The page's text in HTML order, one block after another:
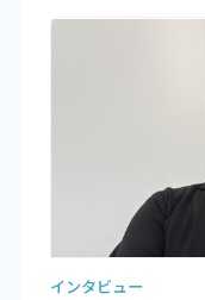
インタビュー